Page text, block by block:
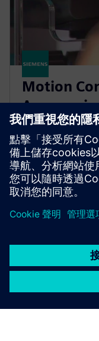
Motion
術和測量系統。